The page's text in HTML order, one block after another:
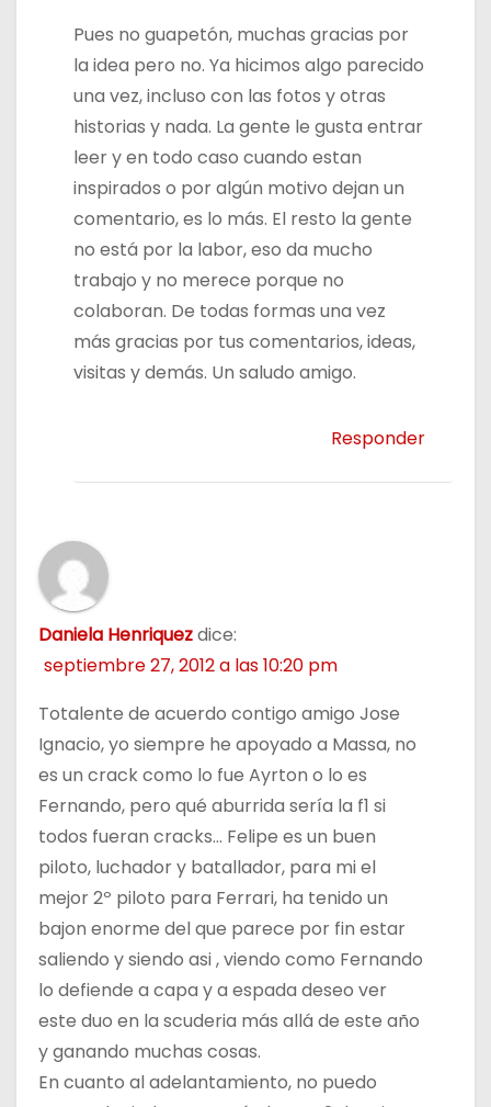
Pues no guapetón, muchas gracias por
la idea pero no. Ya hicimos algo parecido
una vez, incluso con las fotos y otras
historias y nada. La gente le gusta entrar
leer y en todo caso cuando estan
inspirados o por algún motivo dejan un
comentario, es lo más. El resto la gente
no está por la labor, eso da mucho
trabajo y no merece porque no
colaboran. De todas formas una vez
más gracias por tus comentarios, ideas,
visitas y demás. Un saludo amigo.
Responder
Daniela Henriquezdice:
septiembre 27, 2012 a las 10:20 pm
Totalente de acuerdo contigo amigo Jose
Ignacio, yo siempre he apoyado a Massa, no
es un crack como lo fue Ayrton o lo es
Fernando, pero qué aburrida sería la f1 si
todos fueran cracks… Felipe es un buen
piloto, luchador y batallador, para mi el
mejor 2º piloto para Ferrari, ha tenido un
bajon enorme del que parece por fin estar
saliendo y siendo asi , viendo como Fernando
lo defiende a capa y a espada deseo ver
este duo en la scuderia más allá de este año
y ganando muchas cosas.
En cuanto al adelantamiento, no puedo